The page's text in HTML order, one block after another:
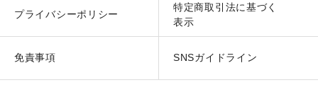
プライバシーポリシー
特定商取引法に基づく
表示
免責事項 SNSガイドライン